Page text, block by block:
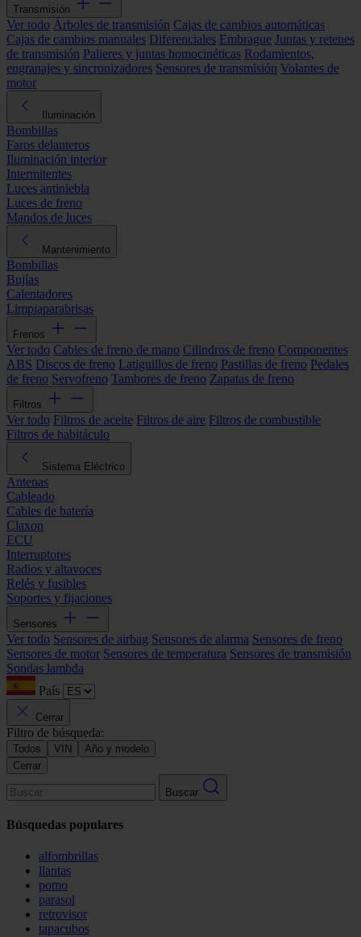
Transmisión
Ver todo Árboles de transmisión Cajas de cambios automáticas
Cajas de cambios manuales Diferenciales Embrague Juntas y retenes
de transmisión Palieres y juntas homocinéticas Rodamientos,
engranajes y sincronizadores Sensores de transmisión Volantes de
motor
Iluminación
Bombillas
Faros delanteros
Iluminación interior
Intermitentes
Luces antiniebla
Luces de freno
Mandos de luces
Mantenimiento
Bombillas
Bujías
Calentadores
Limpiaparabrisas
Frenos
Ver todo Cables de freno de mano Cilindros de freno Componentes
ABS Discos de freno Latiguillos de freno Pastillas de freno Pedales
de freno Servofreno Tambores de freno Zapatas de freno
Filtros
Ver todo Filtros de aceite Filtros de aire Filtros de combustible
Filtros de habitáculo
Sistema Eléctrico
Antenas
Cableado
Cables de batería
Claxon
ECU
Interruptores
Radios y altavoces
Relés y fusibles
Soportes y fijaciones
Sensores
Ver todo Sensores de airbag Sensores de alarma Sensores de freno
Sensores de motor Sensores de temperatura Sensores de transmisión
Sondas lambda
País
Cerrar
Filtro de búsqueda:
Todos VIN
Año y modelo
Cerrar
Buscar
Búsquedas populares
alfombrillas
llantas
pomo
parasol
retrovisor
tapacubos